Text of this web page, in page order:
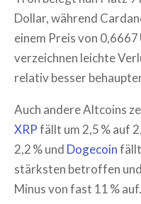
Dollar, während
einem Preis von
verzeichnen leichte
relativ besser
Auch andere Altcoins
XRPfällt um 2,5 % auf
2,2 % und Dogecoinfällt
stärksten betroffen
Minus von fast 11 % auf.